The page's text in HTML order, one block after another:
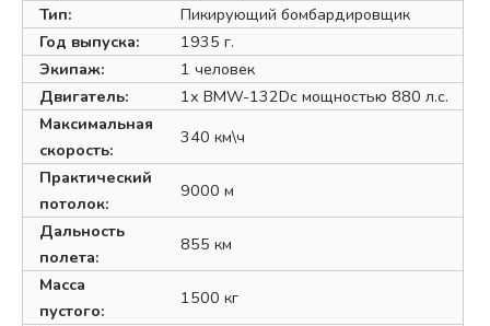
Тип:
Пикирующий бомбардировщик
Год выпуска:
1935 г.
Экипаж:
1 человек
Двигатель:
1х BMW-132Dc мощностью 880 л.с.
Максимальная
скорость:
340 км\ч
Практический
потолок:
9000 м
Дальность
полета:
855 км
Масса
пустого:
1500 кг